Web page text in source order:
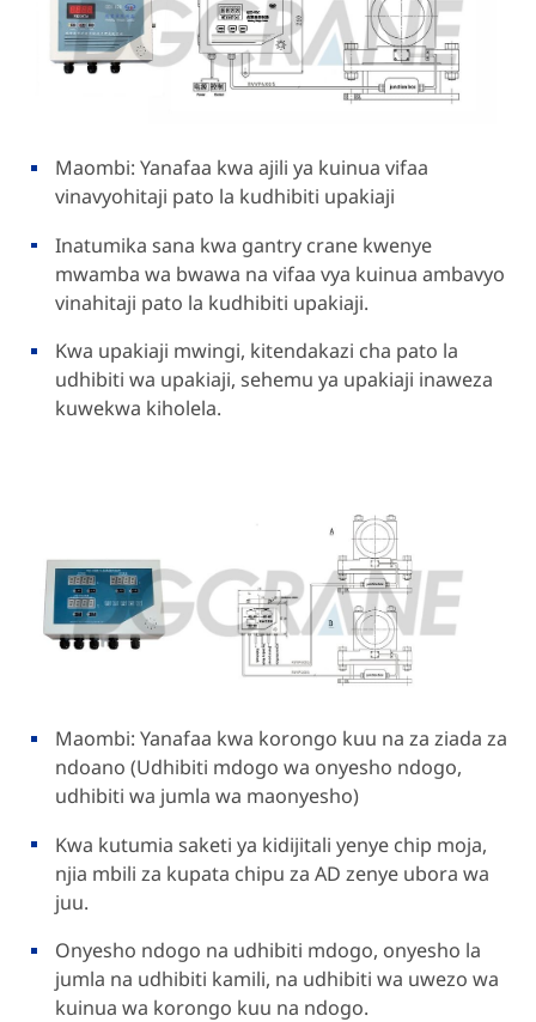
Maombi: Yanafaa kwa ajili ya kuinua vifaa
vinavyohitaji pato la kudhibiti upakiaji
Inatumika sana kwa gantry crane kwenye
mwamba wa bwawa na vifaa vya kuinua ambavyo
vinahitaji pato la kudhibiti upakiaji.
Kwa upakiaji mwingi, kitendakazi cha pato la
udhibiti wa upakiaji, sehemu ya upakiaji inaweza
kuwekwa kiholela.
Maombi: Yanafaa kwa korongo kuu na za ziada za
ndoano (Udhibiti mdogo wa onyesho ndogo,
udhibiti wa jumla wa maonyesho)
Kwa kutumia saketi ya kidijitali yenye chip moja,
njia mbili za kupata chipu za AD zenye ubora wa
juu.
Onyesho ndogo na udhibiti mdogo, onyesho la
jumla na udhibiti kamili, na udhibiti wa uwezo wa
kuinua wa korongo kuu na ndogo.